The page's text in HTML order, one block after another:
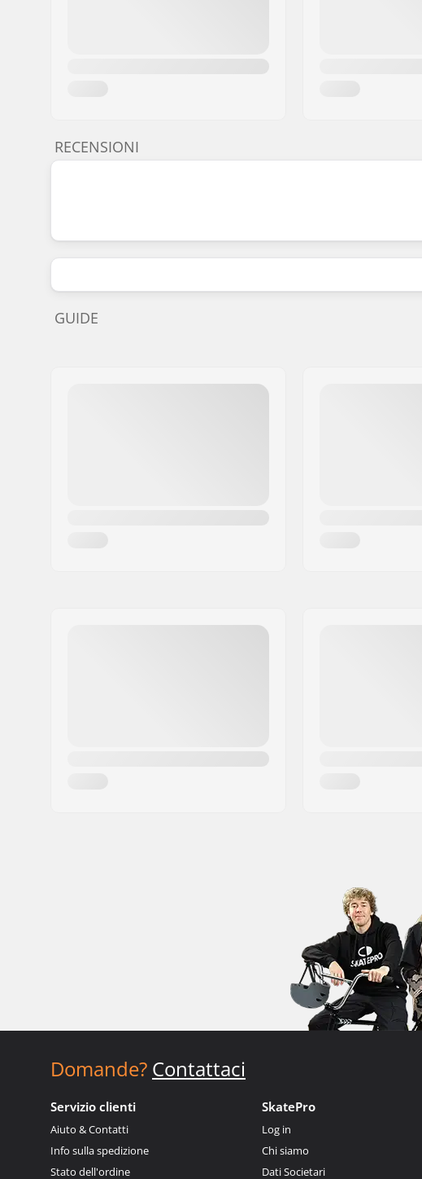
RECENSIONI
GUIDE
Domande? Contattaci
Servizio clienti
Aiuto & Contatti
Info sulla spedizione
Stato dell'ordine
SkatePro
Log in
Chi siamo
Dati Societari